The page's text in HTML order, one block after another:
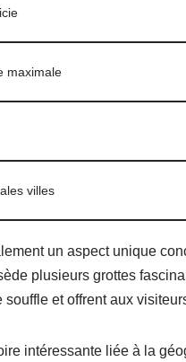
maximale
villes
un aspect unique
plusieurs grottes
souffle et offrent aux
intéressante liée à la